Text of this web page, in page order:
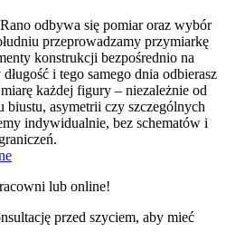
odbywa się pomiar oraz wybór
przeprowadzamy przymiarkę
konstrukcji bezpośrednio na
i tego samego dnia odbierasz
każdej figury – niezależnie od
asymetrii czy szczególnych
indywidualnie, bez schematów i
lub online!
przed szyciem, aby mieć